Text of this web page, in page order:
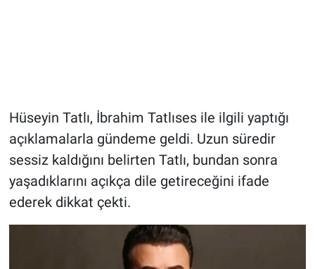
Hüseyin Tatlı, İbrahim Tatlıses ile ilgili yaptığı
açıklamalarla gündeme geldi. Uzun süredir
sessiz kaldığını belirten Tatlı, bundan sonra
yaşadıklarını açıkça dile getireceğini ifade
ederek dikkat çekti.